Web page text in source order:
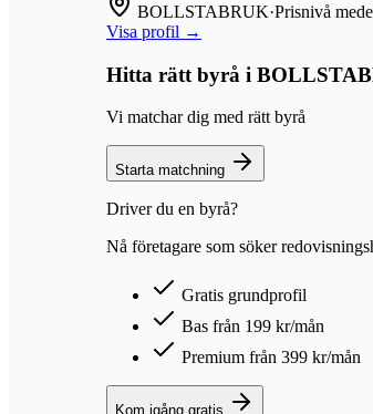
BOLLSTABRUK·Prisnivå
Visa profil →
Hitta rätt byrå i
Vi matchar dig med rätt byrå
Starta matchning
Driver du en byrå?
Nå företagare som söker
Gratis grundprofil
Bas från 199 kr/mån
Premium från 399 kr/mån
Kom igång gratis